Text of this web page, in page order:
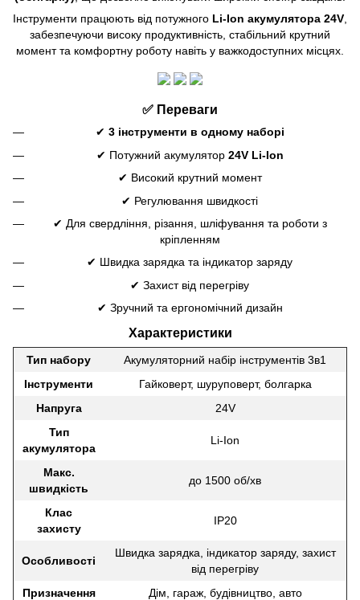
Інструменти працюють від потужного Li-Ion акумулятора 24V
забезпечуючи високу продуктивність, стабільний крутний
момент та комфортну роботу навіть у важкодоступних місцях.
✅ Переваги
✔ 3 інструменти в одному наборі
✔ Потужний акумулятор 24V Li-Ion
✔ Високий крутний момент
✔ Регулювання швидкості
✔ Для свердління, різання, шліфування та роботи з
кріпленням
✔ Швидка зарядка та індикатор заряду
✔ Захист від перегріву
✔ Зручний та ергономічний дизайн
Характеристики
Тип набору
Акумуляторний набір інструментів 3в1
Інструменти
Гайковерт, шуруповерт, болгарка
Напруга
24V
Тип
акумулятора
Li-Ion
Макс.
швидкість
до 1500 об/хв
Клас
захисту
IP20
Особливості
Швидка зарядка, індикатор заряду, захист
від перегріву
Призначення
Дім, гараж, будівництво, авто